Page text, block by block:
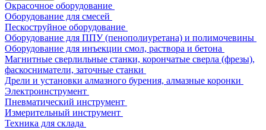
Окрасочное оборудование
Оборудование для смесей
Пескоструйное оборудование
Оборудование для ППУ (пенополиуретана) и полимочевины
Оборудование для инъекции смол, раствора и бетона
Магнитные сверлильные станки, корончатые сверла (фрезы),
фаскосниматели, заточные станки
Дрели и установки алмазного бурения, алмазные коронки
Электроинструмент
Пневматический инструмент
Измерительный инструмент
Техника для склада